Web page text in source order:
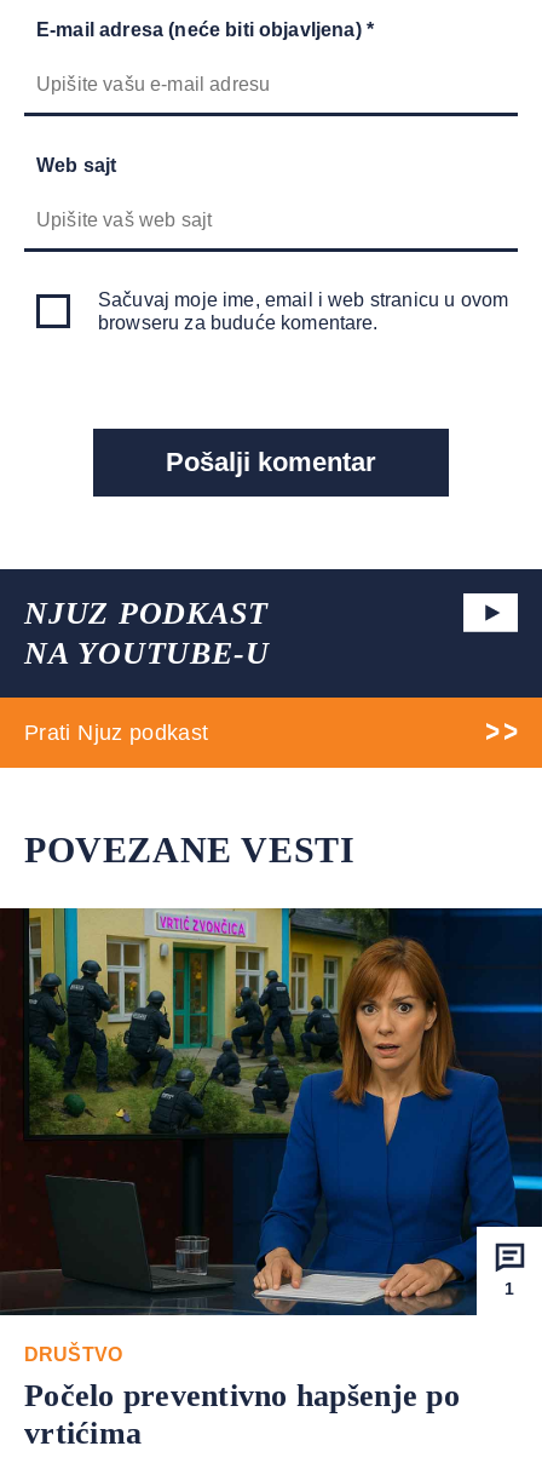
E-mail adresa (neće biti objavljena) *
Web sajt
Sačuvaj moje ime, email i web stranicu u ovom
browseru za buduće komentare.
NJUZ PODKAST
NA YOUTUBE-U
Prati Njuz podkast
POVEZANE VESTI
1
DRUŠTVO
Počelo preventivno hapšenje po
vrtićima